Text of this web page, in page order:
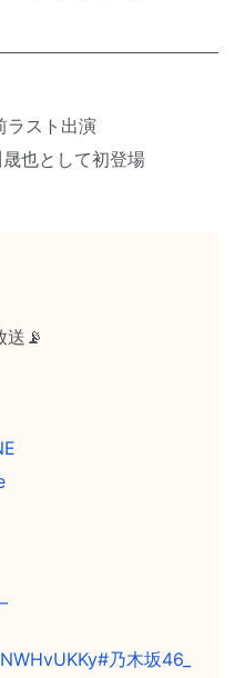
ラスト出演
也として初登場
📡
#乃木坂46_